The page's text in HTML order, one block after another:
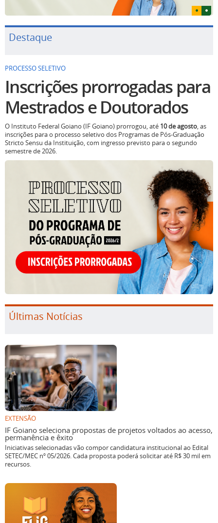
Destaque
Inscrições prorrogadas para
Mestrados e Doutorados
inscrições para o processo seletivo dos Programas de Pós-Graduação
Stricto Sensu da Instituição, com ingresso previsto para o segundo
semestre de 2026.
Últimas Notícias
EXTENSÃO
IF Goiano seleciona propostas de projetos voltados ao acesso,
permanência e êxito
Iniciativas selecionadas vão compor candidatura institucional ao Edital
SETEC/MEC nº 05/2026. Cada proposta poderá solicitar até R$ 30 mil em
recursos.